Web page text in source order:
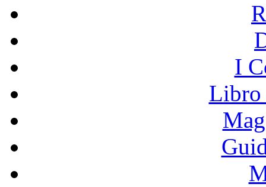
I
Libro